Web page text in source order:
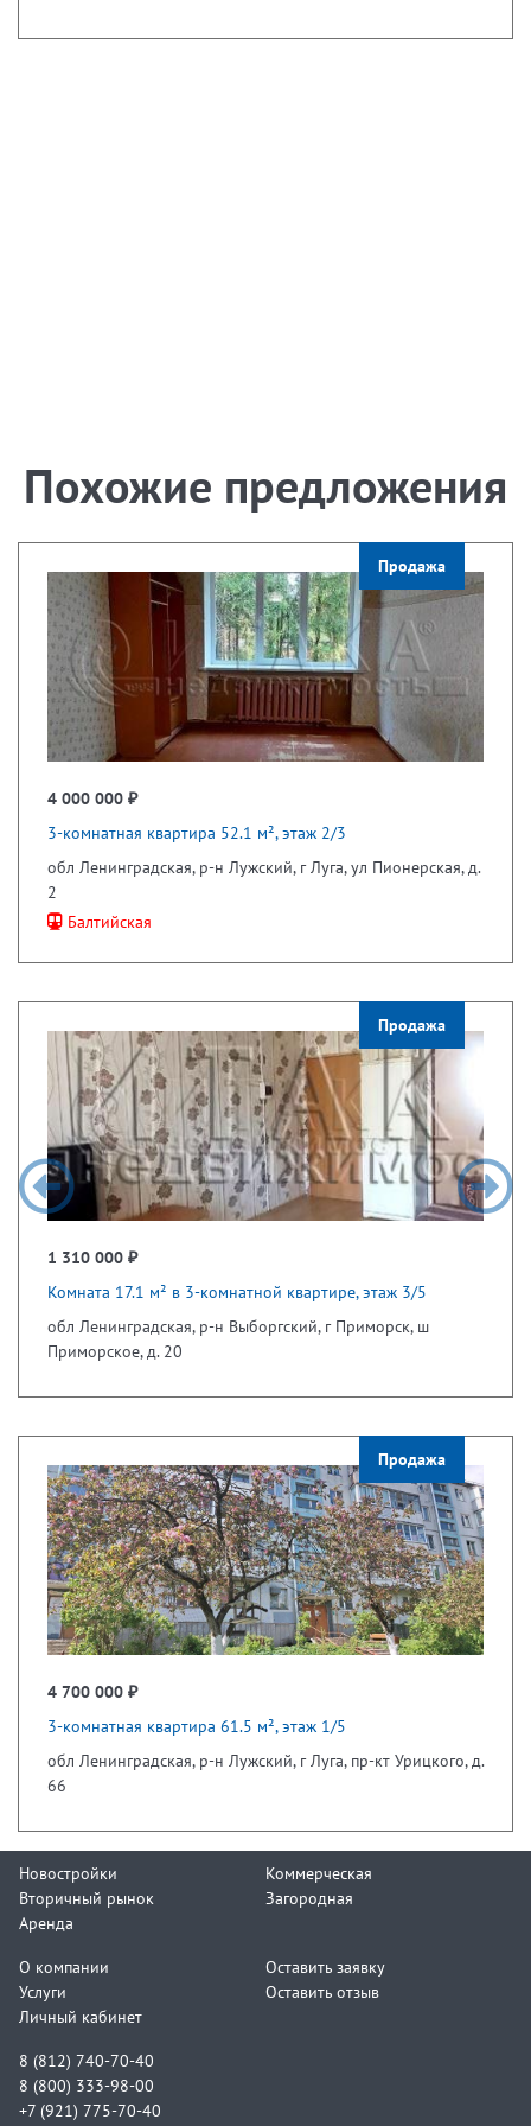
Похожие предложения
Продажа
4 000 000 ₽
3-комнатная квартира 52.1 м², этаж 2/3
обл Ленинградская, р-н Лужский, г Луга, ул Пионерская, д.
2
Балтийская
Продажа
1 310 000 ₽
Комната 17.1 м² в 3-комнатной квартире, этаж 3/5
обл Ленинградская, р-н Выборгский, г Приморск, ш
Приморское, д. 20
Продажа
4 700 000 ₽
3-комнатная квартира 61.5 м², этаж 1/5
обл Ленинградская, р-н Лужский, г Луга, пр-кт Урицкого, д.
66
Новостройки
Вторичный рынок
Аренда
Коммерческая
Загородная
О компании
Услуги
Личный кабинет
Оставить заявку
Оставить отзыв
8 (812) 740-70-40
8 (800) 333-98-00
+7 (921) 775-70-40